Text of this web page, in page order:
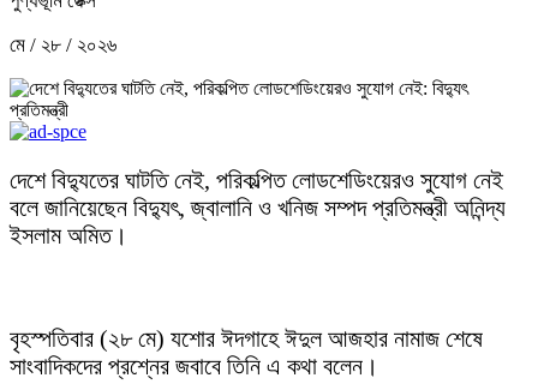
মে / ২৮ / ২০২৬
দেশে বিদ্যুতের ঘাটতি নেই, পরিকল্পিত লোডশেডিংয়েরও সুযোগ নেই
বলে জানিয়েছেন বিদ্যুৎ, জ্বালানি ও খনিজ সম্পদ প্রতিমন্ত্রী অনিন্দ্য
ইসলাম অমিত।
বৃহস্পতিবার (২৮ মে) যশোর ঈদগাহে ঈদুল আজহার নামাজ শেষে
সাংবাদিকদের প্রশ্নের জবাবে তিনি এ কথা বলেন।